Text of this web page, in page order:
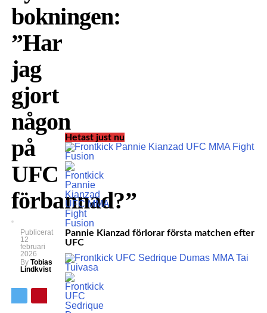
bokningen:
”Har
jag
gjort
någon
på
UFC
förbannad?”
Publicerat
12
februari
2026
By Tobias
Lindkvist
Hetast just nu
Pannie Kianzad förlorar första matchen efter
UFC